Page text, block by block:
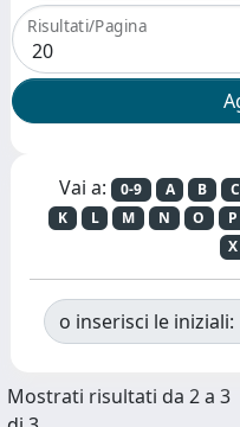
Risultati/Pagina
Vai a: 0-9 A B C
K
L M N O P
X
o inserisci le iniziali:
Mostrati risultati da 2 a 3